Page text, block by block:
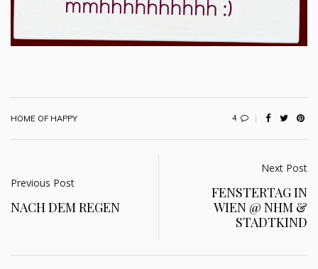
HOME OF HAPPY 4
Previous Post
NACH DEM REGEN
Next Post
FENSTERTAG IN
WIEN @ NHM &
STADTKIND